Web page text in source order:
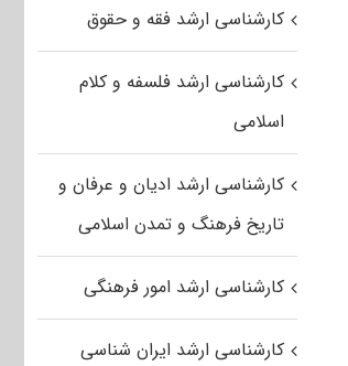
کارشناسی ارشد فقه و حقوق
کارشناسی ارشد فلسفه و کلام
اسلامی
کارشناسی ارشد ادیان و عرفان و
تاریخ فرهنگ و تمدن اسلامی
کارشناسی ارشد امور فرهنگی
کارشناسی ارشد ایران شناسی